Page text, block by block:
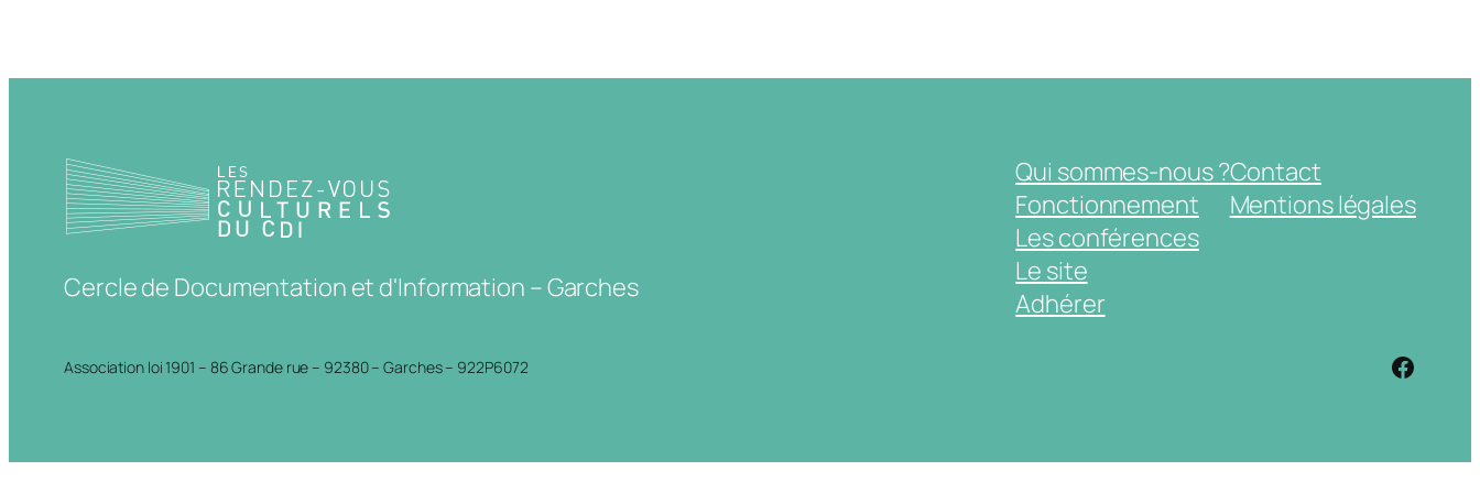
Cercle de Documentation et d'Information – Garches
Qui sommes-nous ?
Fonctionnement
Les conférences
Le site
Adhérer
Contact
Mentions légales
Association loi 1901 – 86 Grande rue – 92380 – Garches – 922P6072